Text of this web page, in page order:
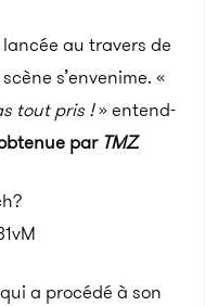
au travers de
s’envenime. «
tout pris !» entend-
par TMZ.
a procédé à son